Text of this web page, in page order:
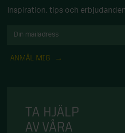
Inspiration, tips och
ANMÄL MIG
TA HJÄLP
AV VÅRA